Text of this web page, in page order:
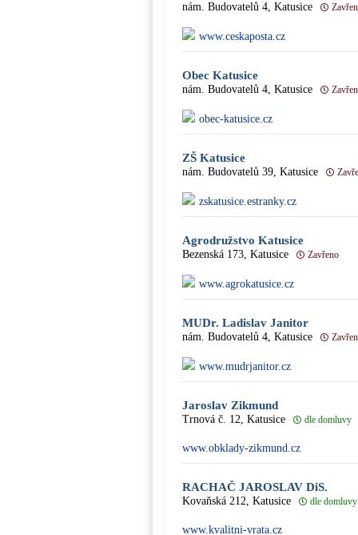
nám. Budovatelů 4, Katusice
www.ceskaposta.cz
Obec Katusice
nám. Budovatelů 4, Katusice
obec-katusice.cz
ZŠ Katusice
nám. Budovatelů 39, Katusice
zskatusice.estranky.cz
Agrodružstvo Katusice
Bezenská 173, Katusice Zavřeno
www.agrokatusice.cz
MUDr. Ladislav Janitor
nám. Budovatelů 4, Katusice
www.mudrjanitor.cz
Jaroslav Zikmund
Trnová č. 12, Katusice dle domluvy
www.obklady-zikmund.cz
RACHAČ JAROSLAV DiS.
Kovaňská 212, Katusice dle domluvy
www.kvalitni-vrata.cz